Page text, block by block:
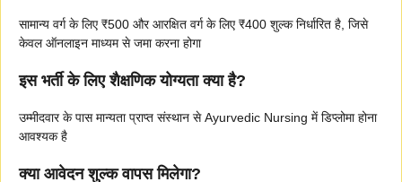
सामान्य वर्ग के लिए ₹500 और आरक्षित वर्ग के लिए ₹400 शुल्क निर्धारित है, जिसे
केवल ऑनलाइन माध्यम से जमा करना होगा
इस भर्ती के लिए शैक्षणिक योग्यता क्या है?
उम्मीदवार के पास मान्यता प्राप्त संस्थान से Ayurvedic Nursing में डिप्लोमा होना
आवश्यक है
क्या आवेदन शुल्क वापस मिलेगा?